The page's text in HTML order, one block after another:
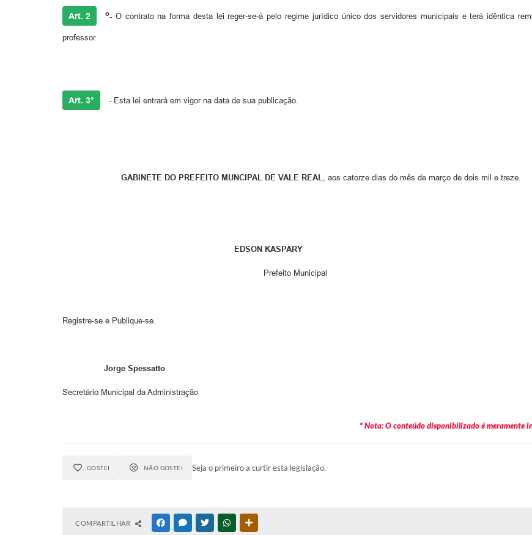
Art. 2 o- O contrato na forma desta lei reger-se-á pelo regime jurídico único dos servidores municipais e terá idêntica
professor.
Art. 3° -Esta lei entrará em vigor na data de sua publicação.
GABINETE DO PREFEITO MUNCIPAL DE VALE REAL, aos catorze dias do mês de março de dois mil e treze.
EDSON KASPARY
Prefeito Municipal
Registre-se e Publique-se.
Jorge Spessatto
Secretário Municipal da Administração
* Nota: O conteúdo disponibilizado é
GOSTEI NÃO GOSTEI Seja o primeiro a curtir esta legislação.
COMPARTILHAR FACEBOOKMESSENGER
TWITTERWHATSAPP